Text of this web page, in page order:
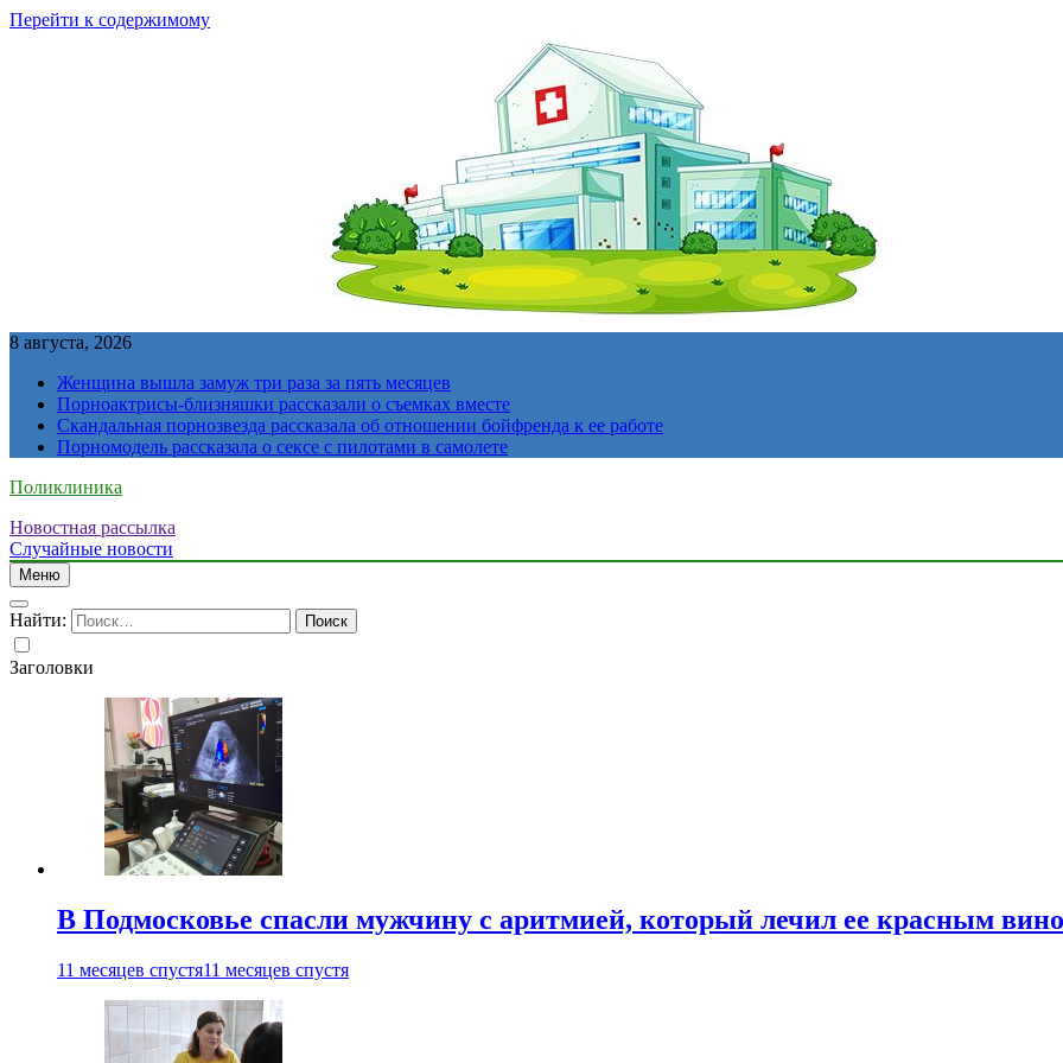
Перейти к содержимому
8 августа, 2026
Женщина вышла замуж три раза за пять месяцев
Порноактрисы-близняшки рассказали о съемках вместе
Скандальная порнозвезда рассказала об отношении бойфренда к ее работе
Порномодель рассказала о сексе с пилотами в самолете
Поликлиника
Новостная рассылка
Случайные новости
Меню
Найти:
Заголовки
В Подмосковье спасли мужчину с аритмией, который лечил ее красным
11 месяцев спустя11 месяцев спустя